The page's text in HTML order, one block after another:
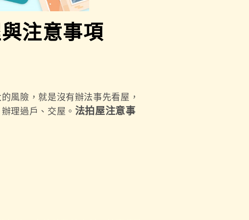
注意事項
風險，就是沒有辦法事先看屋，
理過戶、交屋。 法拍屋注意事